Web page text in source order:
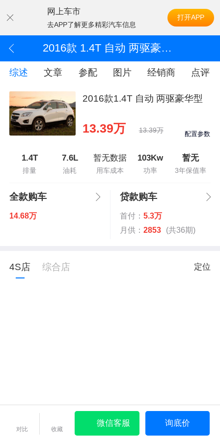
网上车市
去APP了解更多精彩汽车信息
打开APP
2016款 1.4T 自动 两驱豪华型
综述 文章 参配 图片 经销商 点评
2016款1.4T 自动 两驱豪华型
13.39万 13.39万 配置参数
1.4T
排量
7.6L
油耗
暂无数据
用车成本
103Kw
功率
暂无
3年保值率
全款购车
14.68万
贷款购车
首付： 5.3万
月供： 2853 (共36期)
4S店 综合店 定位
对比 收藏
微信客服 询底价